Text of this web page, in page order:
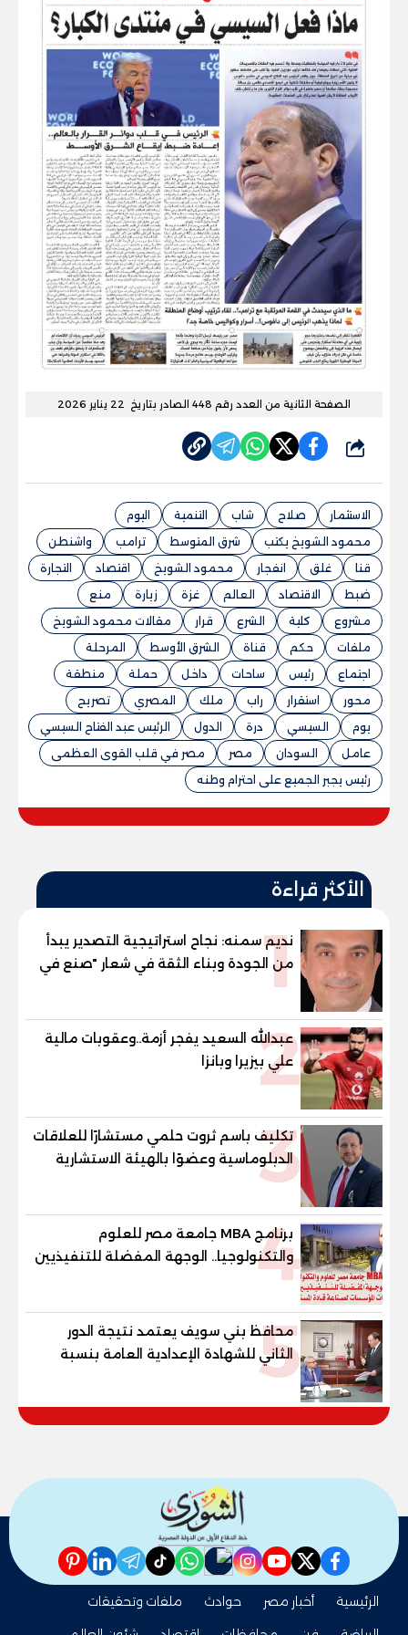
الصفحة الثانية من العدد رقم 448 الصادر بتاريخ 22 يناير 2026
شارك
الاستثمار صلاح شاب التنمية
اليوم
محمود الشويخ يكتب
شرق المتوسط ترامب
واشنطن
قنا
غلق انفجار محمود الشويخ اقتصاد
التجارة
ضبط
الاقتصاد العالم غزة زيارة
منع
مشروع
كلية الشرع قرار
مقالات محمود الشويخ
ملفات
حكم قناة الشرق الأوسط
المرحلة
اجتماع
رئيس ساحات داخل حملة
منطقة
محور
استقرار راب ملك المصري
تصريح
يوم
السيسي درة الدول
الرئيس عبد الفتاح السيسي
عامل
السودان مصر
مصر في قلب القوى العظمى
رئيس يجبر الجميع على احترام وطنه
الأكثر قراءة
1
نديم سمنه: نجاح استراتيجية التصدير يبدأ
من الجودة وبناء الثقة في شعار "صنع في
مصر"
2
عبدالله السعيد يفجر أزمة..وعقوبات مالية
علي بيزيرا وبانزا
3
تكليف باسم ثروت حلمي مستشارًا للعلاقات
الدبلوماسية وعضوًا بالهيئة الاستشارية
العليا لمنظمة «جاد جمينت يوإن»
4
برنامج MBA جامعة مصر للعلوم
والتكنولوجيا.. الوجهة المفضلة للتنفيذيين
وقيادات المؤسسات لصناعة قادة
5
محافظ بني سويف يعتمد نتيجة الدور
الثاني للشهادة الإعدادية العامة بنسبة
والنور للمكفوفين
facebook
twitter
youtube
instagram
nabd
whatsapp
tiktok
telegram
linkedin
pinterest
الرئيسية أخبار مصر حوادث
ملفات وتحقيقات